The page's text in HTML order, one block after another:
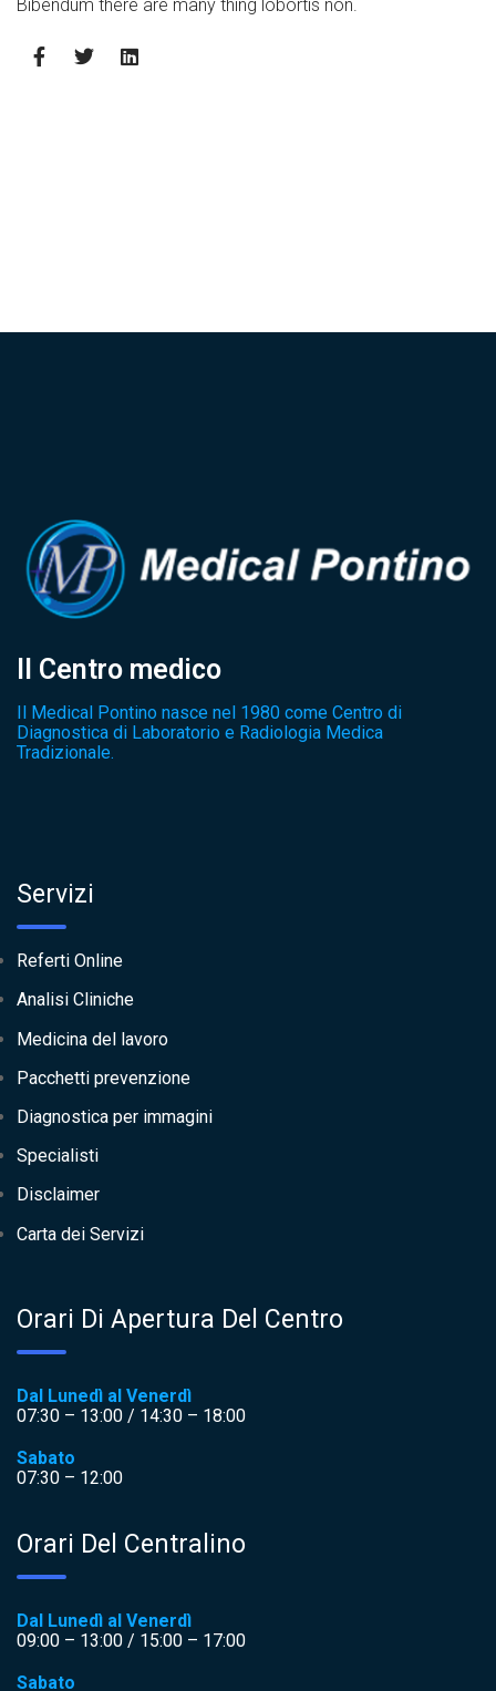
Bibendum there are many thing lobortis non.
Il Centro medico
Il Medical Pontino nasce nel 1980 come Centro di
Diagnostica di Laboratorio e Radiologia Medica
Tradizionale.
Servizi
Referti Online
Analisi Cliniche
Medicina del lavoro
Pacchetti prevenzione
Diagnostica per immagini
Specialisti
Disclaimer
Carta dei Servizi
Orari Di Apertura Del Centro
Dal Lunedì al Venerdì
07:30 – 13:00 / 14:30 – 18:00
Sabato
07:30 – 12:00
Orari Del Centralino
Dal Lunedì al Venerdì
09:00 – 13:00 / 15:00 – 17:00
Sabato